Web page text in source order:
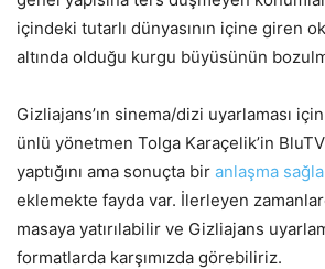
içindeki tutarlı dünyasının içine giren
altında olduğu kurgu büyüsünün
Gizliajans’ın sinema/dizi uyarlaması
ünlü yönetmen Tolga Karaçelik’in
yaptığını ama sonuçta bir anlaşma
eklemekte fayda var. İlerleyen
masaya yatırılabilir ve Gizliajans
formatlarda karşımızda görebiliriz.